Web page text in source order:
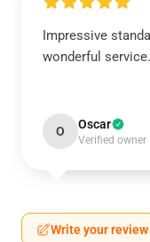
Impressive
wonderful service.
O Oscar
Verified owner
Write your review